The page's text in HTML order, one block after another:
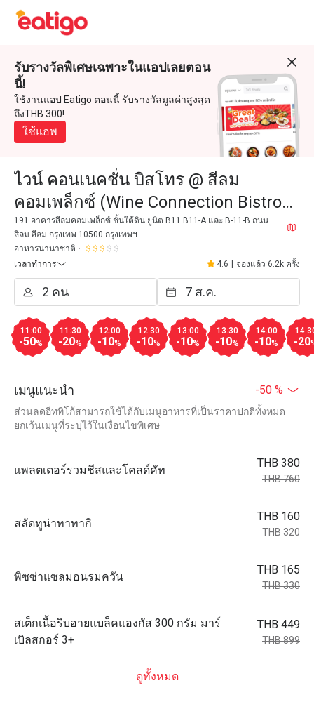
รับรางวัลพิเศษเฉพาะในแอปเลยตอน
นี้!
ใช้งานแอป Eatigo ตอนนี้ รับรางวัลมูลค่าสูงสุด
ถึงTHB 300!
ใช้แอพ
ไวน์ คอนเนคชั่น บิสโทร @ สีลม
คอมเพล็กซ์ (Wine Connection Bistro
@ Silom Complex)
191 อาคารสีลมคอมเพล็กซ์ ชั้นใต้ดิน ยูนิต B11 B11-A และ B-11-B ถนน
สีลม สีลม กรุงเทพ 10500 กรุงเทพฯ
อาหารนานาชาติ
เวลาทำการ
4.6 จองแล้ว 6.2k ครั้ง
11:00
-50%
11:30
-20%
12:00
-10%
12:30
-10%
13:00
-10%
13:30
-10%
14:00
-10% -20
เมนูแนะนำ -50 %
ส่วนลดอีททิโก้สามารถใช้ได้กับเมนูอาหารที่เป็นราคาปกติทั้งหมด
ยกเว้นเมนูที่ระบุไว้ในเงื่อนไขพิเศษ
แพลตเตอร์รวมชีสและโคลด์คัท
THB 380
THB 760
สลัดทูน่าทาทากิ
THB 160
THB 320
พิซซ่าแซลมอนรมควัน
THB 165
THB 330
สเต็กเนื้อริบอายแบล็คแองกัส 300 กรัม มาร์
เบิลสกอร์ 3+
THB 449
THB 899
ดูทั้งหมด